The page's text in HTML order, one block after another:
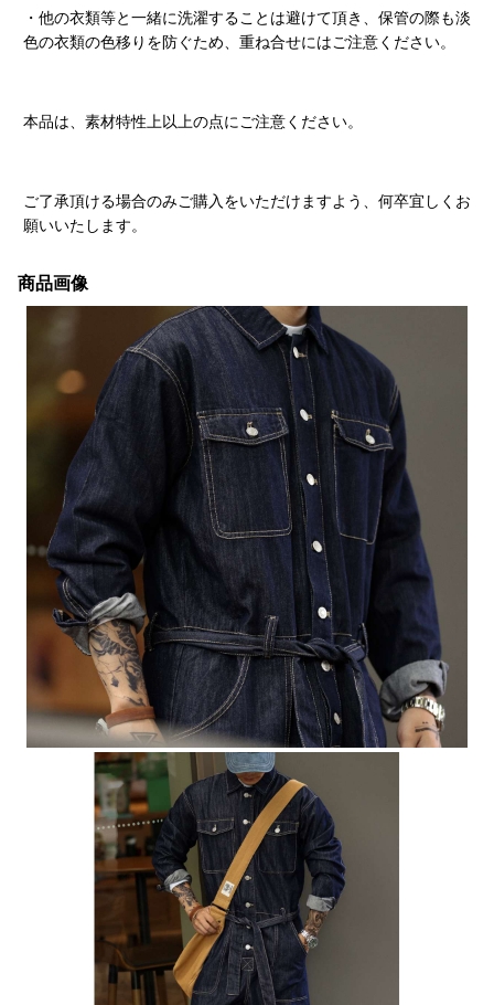
・他の衣類等と一緒に洗濯することは避けて頂き、保管の際も淡
色の衣類の色移りを防ぐため、重ね合せにはご注意ください。
本品は、素材特性上以上の点にご注意ください。
ご了承頂ける場合のみご購入をいただけますよう、何卒宜しくお
願いいたします。
商品画像